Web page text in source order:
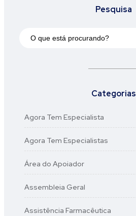
Pesquisa
Categorias
Agora Tem Especialista
Agora Tem Especialistas
Área do Apoiador
Assembleia Geral
Assistência Farmacêutica